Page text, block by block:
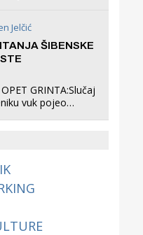
ne postoji
Jelčić
ŠIBENSKE
GRINTA:Slučaj
vuk pojeo